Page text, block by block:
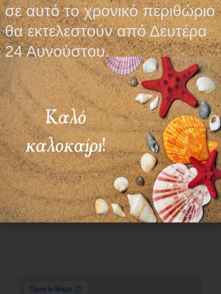
Ωράριο λειτουργίας
ΕΙΔΙΚΟ ΘΕΡΙΝΟ ΩΡΑΡΙΟ
ΔΕΥ-ΠΑΡ: 09:00-14:30
ΣΑΒ – ΚΥΡ: ΚΛΕΙΣΤΑ
Χρήσιμα Links
Όροι Χρήσης
Πολιτική απορρήτου
Τρόποι πληρωμής
Τρόποι αποστολής
σε αυτό το χρονικό περιθώριο
θα εκτελεστούν από Δευτέρα
24 Αυγούστου.